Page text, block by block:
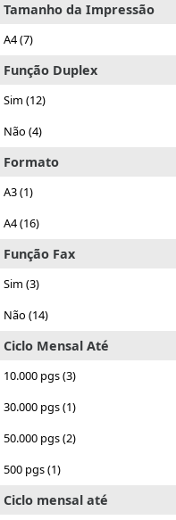
Tamanho da Impressão
A4 (7)
Função Duplex
Sim (12)
Não (4)
Formato
A3 (1)
A4 (16)
Função Fax
Sim (3)
Não (14)
Ciclo Mensal Até
10.000 pgs (3)
30.000 pgs (1)
50.000 pgs (2)
500 pgs (1)
Ciclo mensal até